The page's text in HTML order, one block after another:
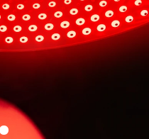
畅销产品
预计送达日期 8/11/26
预计送达日期8/8/26